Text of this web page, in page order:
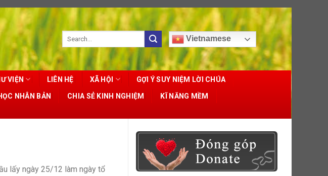
Vietnamese
VIỆN LIÊN HỆ XÃ HỘI GỢI Ý SUY NIỆM LỜI CHÚA
NHÂN BẢN CHIA SẺ KINH NGHIỆM
KĨ NĂNG MỀM
lấy ngày 25/12 làm ngày tổ